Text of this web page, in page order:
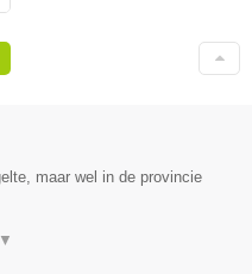
maar wel in de provincie
▼